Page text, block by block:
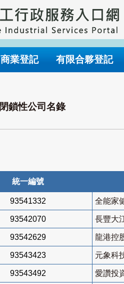
商業登記 有限合夥登記
閉鎖性公司名錄
統一編號
93541332 全能家
93542070 長豐大
93542629 龍港控
93543423 元象科
93543492 愛讚投